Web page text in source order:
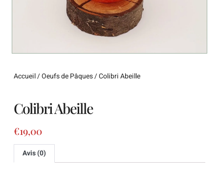
Accueil/Oeufs de Pâques/ Colibri Abeille
Colibri Abeille
€19,00
Avis (0)